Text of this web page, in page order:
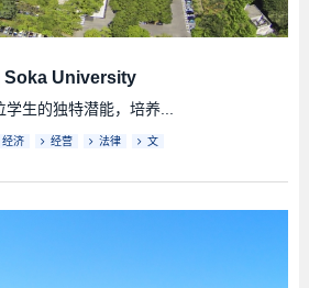
Soka University
生的独特潜能，培养...
经济 经营 法律 文